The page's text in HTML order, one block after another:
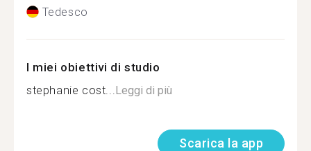
Tedesco
I miei obiettivi di studio
stephanie cost... Leggi di più
Scarica la app